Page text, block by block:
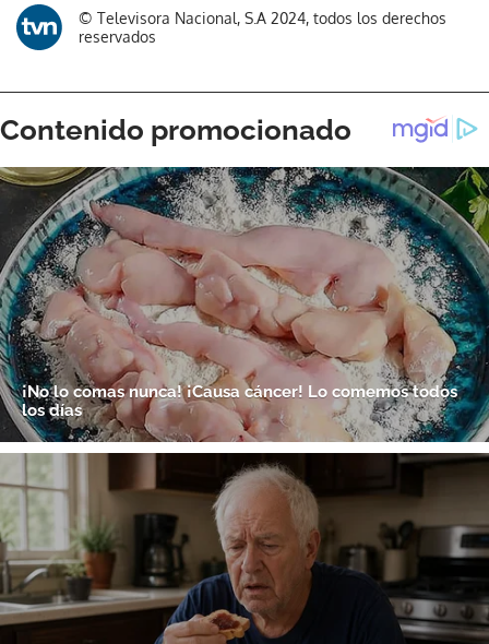
© Televisora Nacional, S.A 2024, todos los derechos
reservados